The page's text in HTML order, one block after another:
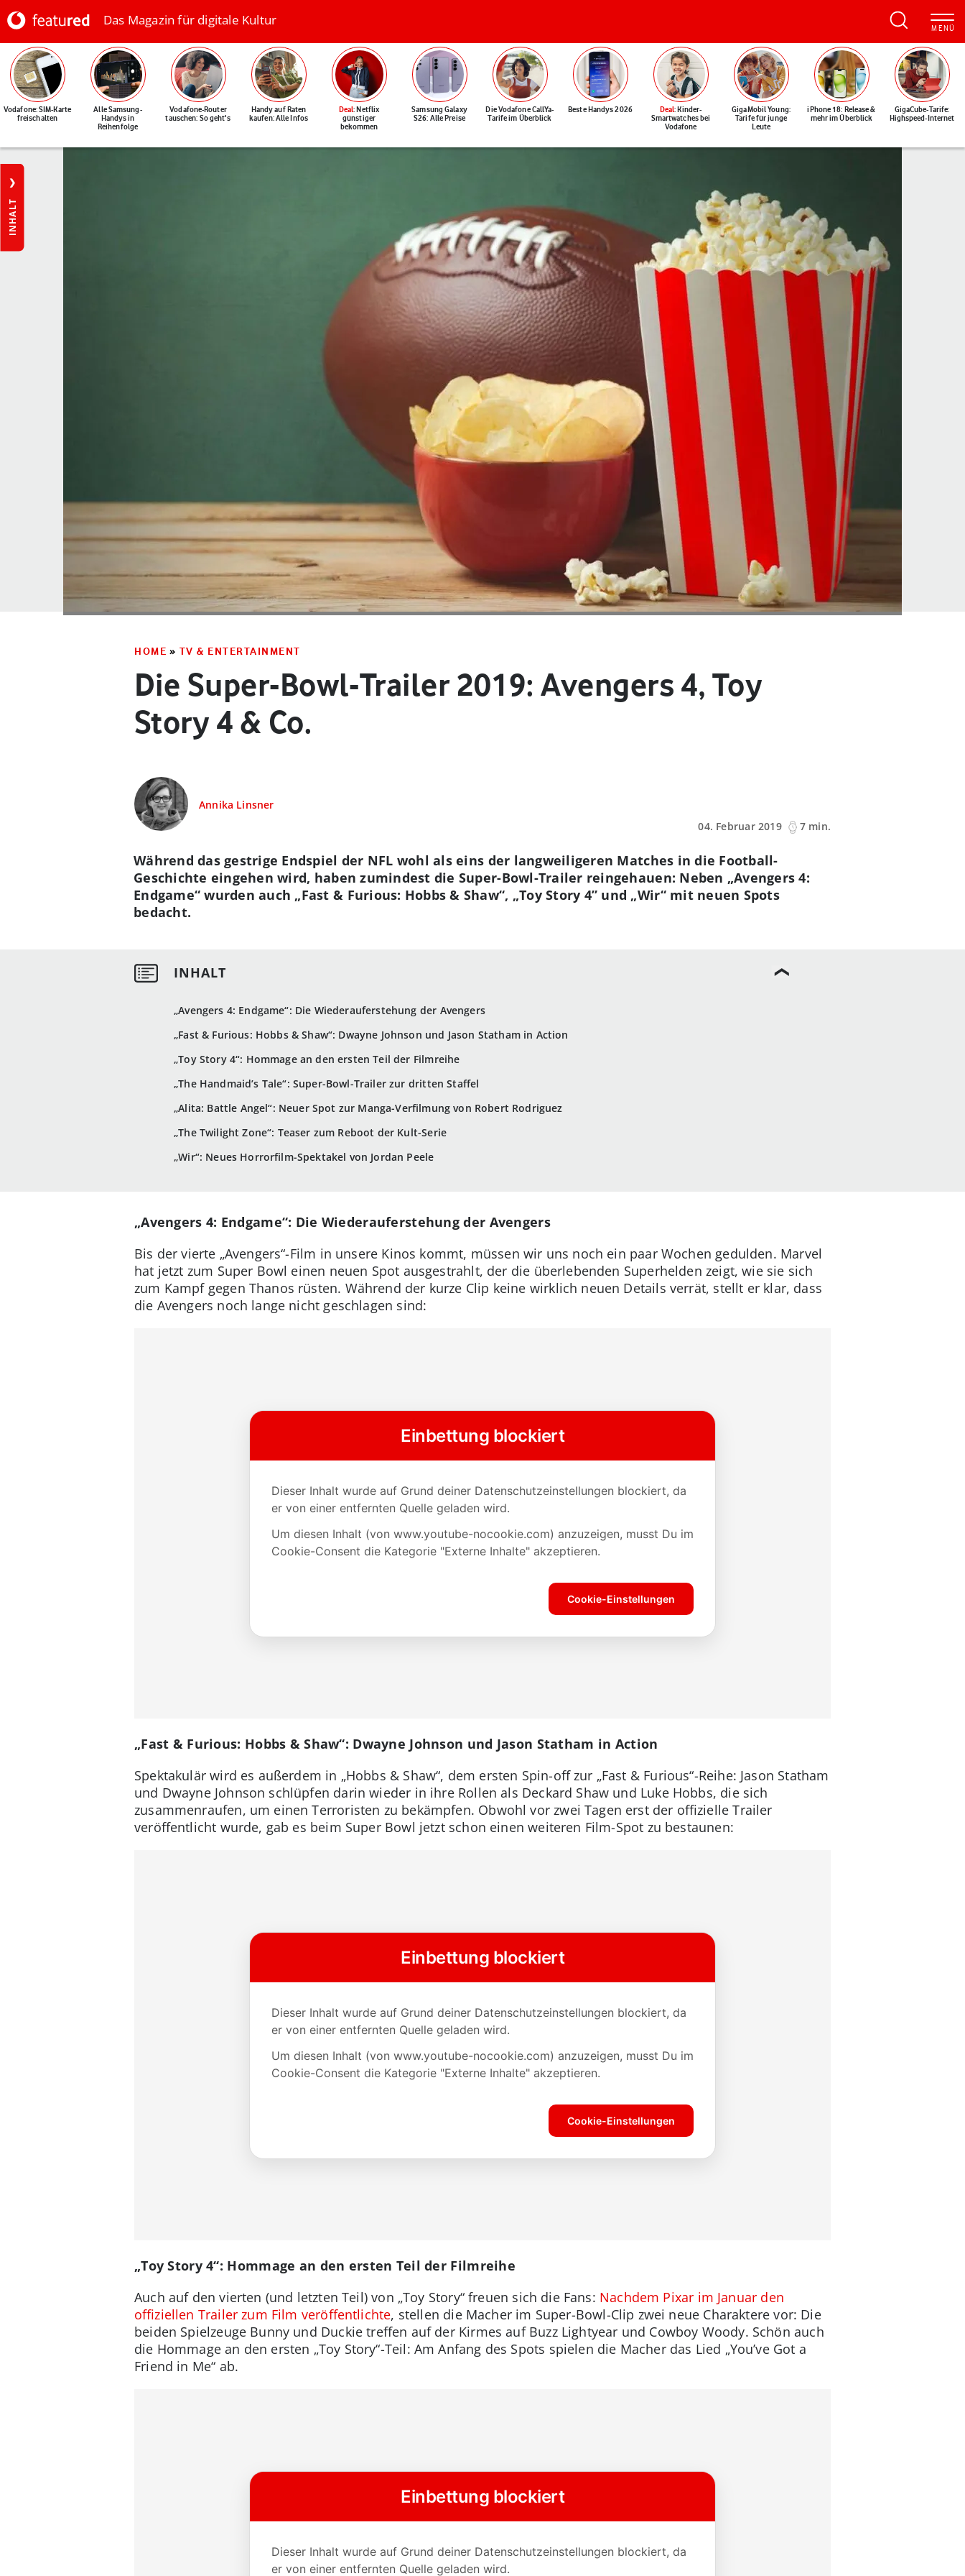
Das Magazin für digitale Kultur
Vodafone: SIM-Karte
freischalten
Alle Samsung-
Handys in
Reihenfolge
Vodafone-Router
tauschen: So geht's
Handy auf Raten
kaufen: Alle Infos
Deal: Netflix
günstiger
bekommen
Samsung Galaxy
S26: Alle Preise
Die Vodafone CallYa-
Tarife im Überblick
Beste Handys 2026 Deal: Kinder-
Smartwatches bei
Vodafone
GigaMobil Young:
Tarife für junge
Leute
iPhone 18: Release &
mehr im Überblick
GigaCube-Tarife:
Highspeed-Internet
INHALT
HOME » TV & ENTERTAINMENT
Die Super-Bowl-Trailer 2019: Avengers 4, Toy
Story 4 & Co.
Annika Linsner
04. Februar 2019
7 min.
„Avengers 4: Endgame“: Die Wiederauferstehung der Avengers
„Fast & Furious: Hobbs & Shaw“: Dwayne Johnson und Jason Statham in Action
„Toy Story 4“: Hommage an den ersten Teil der Filmreihe
„The Handmaid’s Tale“: Super-Bowl-Trailer zur dritten Staffel
„Alita: Battle Angel“: Neuer Spot zur Manga-Verfilmung von Robert Rodriguez
„The Twilight Zone“: Teaser zum Reboot der Kult-Serie
„Wir“: Neues Horrorfilm-Spektakel von Jordan Peele
Während das gestrige Endspiel der NFL wohl als eins der langweiligeren Matches in die Football-
Geschichte eingehen wird, haben zumindest die Super-Bowl-Trailer reingehauen: Neben „Avengers 4:
Endgame“ wurden auch „Fast & Furious: Hobbs & Shaw“, „Toy Story 4” und „Wir“ mit neuen Spots
bedacht.
„Avengers 4: Endgame“: Die Wiederauferstehung der Avengers
Bis der vierte „Avengers“-Film in unsere Kinos kommt, müssen wir uns noch ein paar Wochen gedulden. Marvel
hat jetzt zum Super Bowl einen neuen Spot ausgestrahlt, der die überlebenden Superhelden zeigt, wie sie sich
zum Kampf gegen Thanos rüsten. Während der kurze Clip keine wirklich neuen Details verrät, stellt er klar, dass
die Avengers noch lange nicht geschlagen sind:
„Fast & Furious: Hobbs & Shaw“: Dwayne Johnson und Jason Statham in Action
Spektakulär wird es außerdem in „Hobbs & Shaw“, dem ersten Spin-off zur „Fast & Furious“-Reihe: Jason Statham
und Dwayne Johnson schlüpfen darin wieder in ihre Rollen als Deckard Shaw und Luke Hobbs, die sich
zusammenraufen, um einen Terroristen zu bekämpfen. Obwohl vor zwei Tagen erst der offizielle Trailer
veröffentlicht wurde, gab es beim Super Bowl jetzt schon einen weiteren Film-Spot zu bestaunen:
„Toy Story 4“: Hommage an den ersten Teil der Filmreihe
Auch auf den vierten (und letzten Teil) von „Toy Story“ freuen sich die Fans: Nachdem Pixar im Januar den
offiziellen Trailer zum Film veröffentlichte, stellen die Macher im Super-Bowl-Clip zwei neue Charaktere vor: Die
beiden Spielzeuge Bunny und Duckie treffen auf der Kirmes auf Buzz Lightyear und Cowboy Woody. Schön auch
die Hommage an den ersten „Toy Story“-Teil: Am Anfang des Spots spielen die Macher das Lied „You’ve Got a
Friend in Me“ ab.